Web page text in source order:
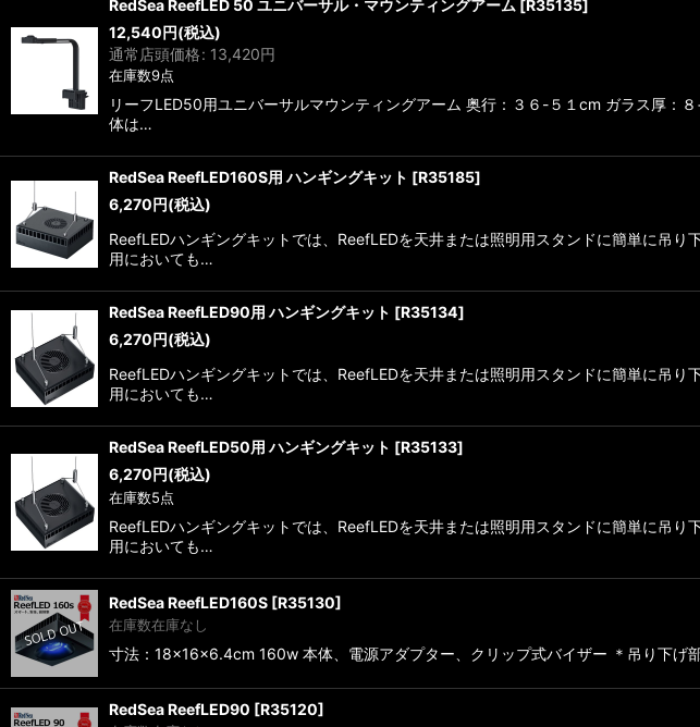
RedSea ReefLED 50 ユニバーサル・マウンティングアーム [R35135]
12,540円(税込)
通常店頭価格: 13,420円
在庫数9点
リーフLED50用ユニバーサルマウンティングアーム 奥行：３６-５１cm ガラス厚：
体は…
RedSea ReefLED160S用 ハンギングキット [R35185]
6,270円(税込)
ReefLEDハンギングキットでは、ReefLEDを天井または照明用スタンドに簡単に吊
用においても…
RedSea ReefLED90用 ハンギングキット [R35134]
6,270円(税込)
ReefLEDハンギングキットでは、ReefLEDを天井または照明用スタンドに簡単に吊
用においても…
RedSea ReefLED50用 ハンギングキット [R35133]
6,270円(税込)
在庫数5点
ReefLEDハンギングキットでは、ReefLEDを天井または照明用スタンドに簡単に吊
用においても…
RedSea ReefLED160S [R35130]
在庫数在庫なし
寸法：18×16×6.4cm 160w 本体、電源アダプター、クリップ式バイザー ＊吊り下
RedSea ReefLED90 [R35120]